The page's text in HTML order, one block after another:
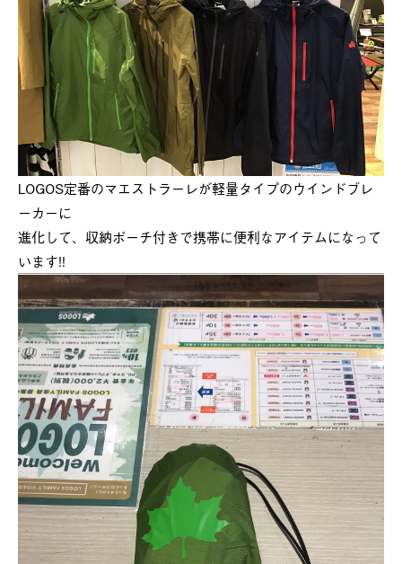
LOGOS定番のマエストラーレが軽量タイプのウインドブレ
ーカーに
進化して、収納ポーチ付きで携帯に便利なアイテムになって
います!!